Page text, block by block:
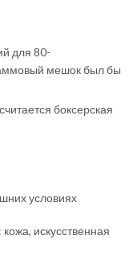
для 80-
мешок был бы
боксерская
условиях
искусственная